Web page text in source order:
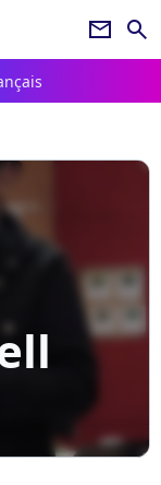
newsletter search